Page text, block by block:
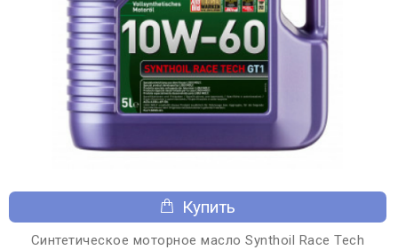
Купить
Синтетическое моторное масло Synthoil Race Tech